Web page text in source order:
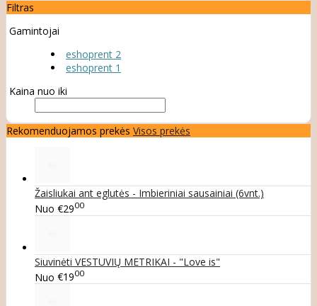
Filtras
Gamintojai
eshoprent 2
eshoprent 1
Kaina nuo iki
Rekomenduojamos prekės Visos prekės
Žaisliukai ant eglutės - Imbieriniai sausainiai (6vnt.)
Nuo €2900
Siuvinėti VESTUVIŲ METRIKAI - "Love is"
Nuo €1900